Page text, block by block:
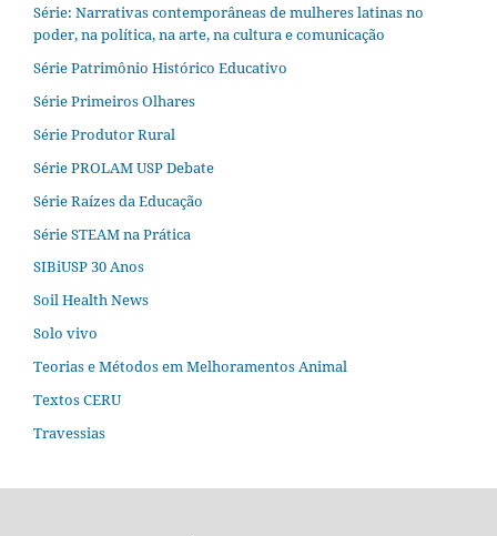
Série: Narrativas contemporâneas de mulheres latinas no
poder, na política, na arte, na cultura e comunicação
Série Patrimônio Histórico Educativo
Série Primeiros Olhares
Série Produtor Rural
Série PROLAM USP Debate
Série Raízes da Educação
Série STEAM na Prática
SIBiUSP 30 Anos
Soil Health News
Solo vivo
Teorias e Métodos em Melhoramentos Animal
Textos CERU
Travessias